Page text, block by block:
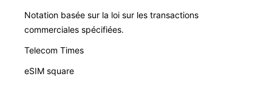
Notation basée sur la loi sur les transactions
commerciales spécifiées.
Telecom Times
eSIM square